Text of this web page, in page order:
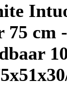
75 cm -